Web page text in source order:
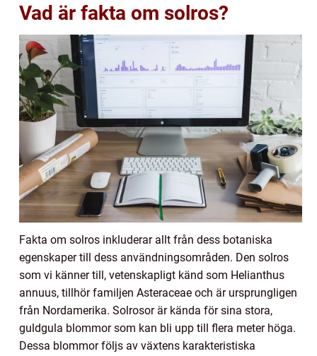
Vad är fakta om solros?
Fakta om solros inkluderar allt från dess botaniska
egenskaper till dess användningsområden. Den solros
som vi känner till, vetenskapligt känd som Helianthus
annuus, tillhör familjen Asteraceae och är ursprungligen
från Nordamerika. Solrosor är kända för sina stora,
guldgula blommor som kan bli upp till flera meter höga.
Dessa blommor följs av växtens karakteristiska